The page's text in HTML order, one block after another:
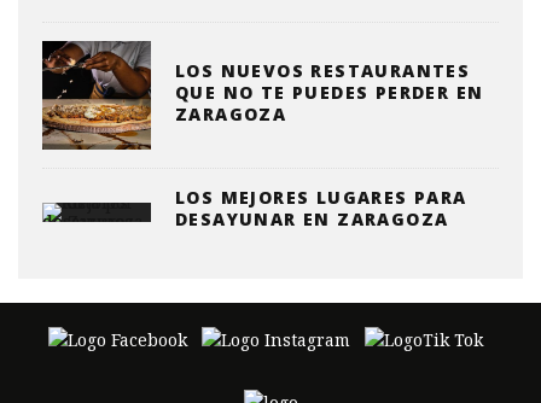
LOS NUEVOS RESTAURANTES
QUE NO TE PUEDES PERDER EN
ZARAGOZA
LOS MEJORES LUGARES PARA
DESAYUNAR EN ZARAGOZA